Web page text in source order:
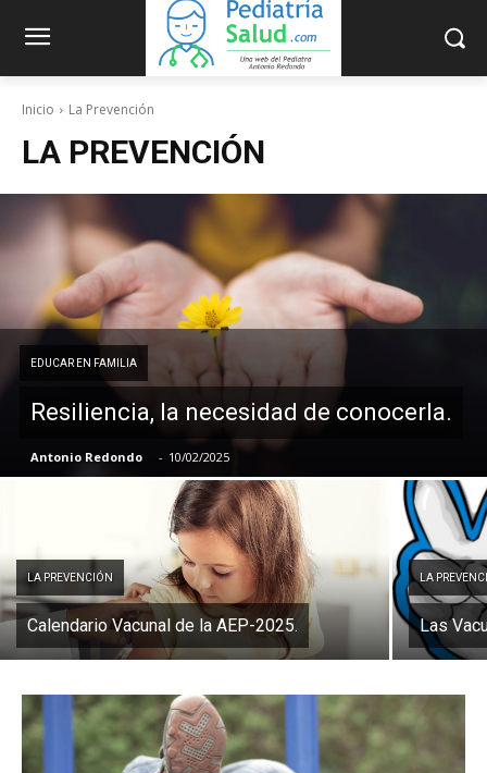
Inicio La Prevención
LA PREVENCIÓN
EDUCAR EN FAMILIA
Resiliencia, la necesidad de conocerla.
Antonio Redondo - 10/02/2025
LA PREVENCIÓN
Calendario Vacunal de la AEP-2025.
LA
Las